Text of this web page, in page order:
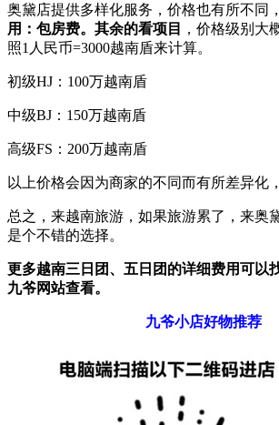
奥黛店提供多样化服务，价格也有所不同，
用：包房费。其余的看项目
，价格级别大
照1人民币=3000越南盾来计算。
初级HJ：100万越南盾
中级BJ：150万越南盾
高级FS：200万越南盾
以上价格会因为商家的不同而有所差异化，
总之，来越南旅游，如果旅游累了，来奥
是个不错的选择。
更多越南三日团、五日团的详细费用可以
九爷网站查看。
九爷小店好物推荐